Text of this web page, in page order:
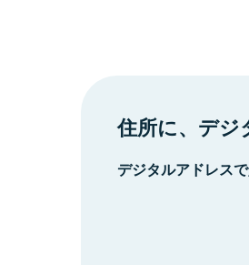
住所に、デジ
デジタルアドレス